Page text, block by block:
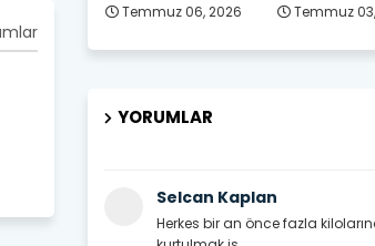
Temmuz 06, 2026 Temmuz
YORUMLAR
Selcan Kaplan
Herkes bir an önce fazla